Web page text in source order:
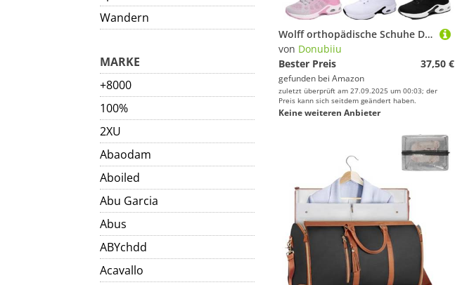
Wandern
MARKE
+8000
100%
2XU
Abaodam
Aboiled
Abu Garcia
Abus
ABYchdd
Acavallo
Wolff orthopädische Schuhe Damen,Orthoshoes Cloudwalk Pro-Ergonomischer Schmerzlinderungs-Schuh,Orthoback Schuhe Damen,Orthopädische Schuhe Damen (Schwarz,41 EU)
von Donubiiu
Bester Preis
37,50 €
gefunden bei Amazon
zuletzt überprüft am 27.09.2025 um 00:03; der
Preis kann sich seitdem geändert haben.
Keine weiteren Anbieter